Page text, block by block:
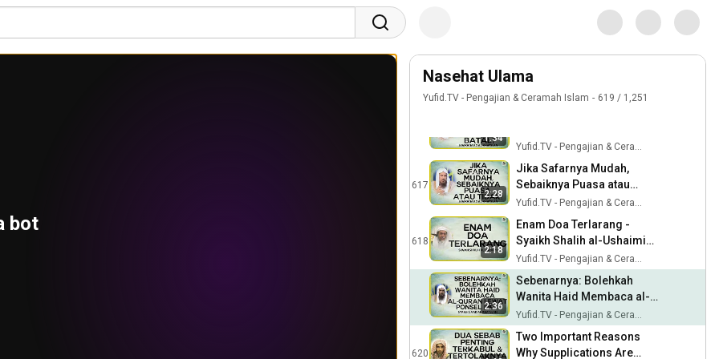
bot
Nasehat Ulama
Yufid.TV - Pengajian & Ceramah Islam 619 / 1,251
Syuwai'ar #NasehatUlama
Anda Tidak Dikabulkan -
Syaikh Muhammad al-
Yufid.TV - Pengajian & Ceramah Islam
615
Bolehkah Wanita Salat
Tarawih di Rumah di Awal
Sa'ad al-Khatslan
1:34
Sa'ad al-Khatslan
Yufid.TV - Pengajian & Ceramah Islam
617
2:28
Jika Safarnya Mudah,
Sebaiknya Puasa atau
Tidak? - Syaikh Sa'ad al-Yufid.TV - Pengajian & Ceramah Islam
618
2:18
Enam Doa Terlarang -
Syaikh Shalih al-Ushaimi
#NasehatUlama
Yufid.TV - Pengajian & Ceramah Islam
2:36
Sebenarnya: Bolehkah
Wanita Haid Membaca al-
Quran Lewat Ponsel (HP)? -
Syaikh Sa'ad al-Khatslan
Yufid.TV - Pengajian & Ceramah Islam
620
Two Important Reasons
Why Supplications Are